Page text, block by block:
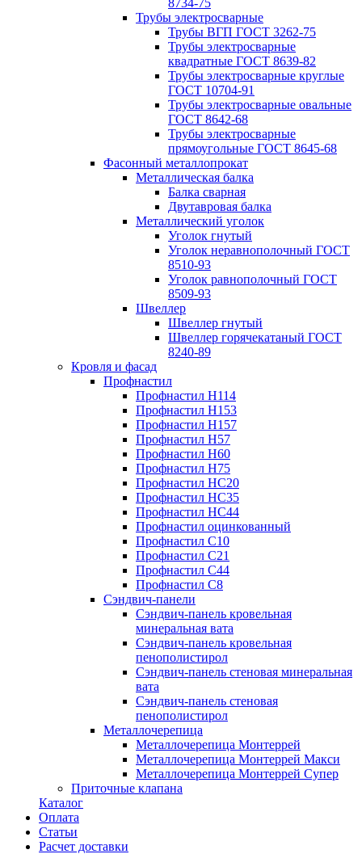
8734-75
Трубы электросварные
Трубы ВГП ГОСТ 3262-75
Трубы электросварные
квадратные ГОСТ 8639-82
Трубы электросварные круглые
ГОСТ 10704-91
Трубы электросварные овальные
ГОСТ 8642-68
Трубы электросварные
прямоугольные ГОСТ 8645-68
Фасонный металлопрокат
Металлическая балка
Балка сварная
Двутавровая балка
Металлический уголок
Уголок гнутый
Уголок неравнополочный ГОСТ
8510-93
Уголок равнополочный ГОСТ
8509-93
Швеллер
Швеллер гнутый
Швеллер горячекатаный ГОСТ
8240-89
Кровля и фасад
Профнастил
Профнастил Н114
Профнастил Н153
Профнастил Н157
Профнастил Н57
Профнастил Н60
Профнастил Н75
Профнастил НС20
Профнастил НС35
Профнастил НС44
Профнастил оцинкованный
Профнастил С10
Профнастил С21
Профнастил С44
Профнастил С8
Сэндвич-панели
Сэндвич-панель кровельная
минеральная вата
Сэндвич-панель кровельная
пенополистирол
Сэндвич-панель стеновая минеральная
вата
Сэндвич-панель стеновая
пенополистирол
Металлочерепица
Металлочерепица Монтеррей
Металлочерепица Монтеррей Макси
Металлочерепица Монтеррей Супер
Приточные клапана
Каталог
Оплата
Статьи
Расчет доставки